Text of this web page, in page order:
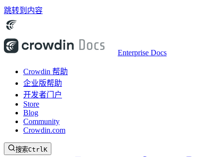
跳转到内容
Enterprise Docs
Crowdin 帮助
企业版帮助
开发者门户
Store
Blog
Community
Crowdin.com
搜索CtrlK